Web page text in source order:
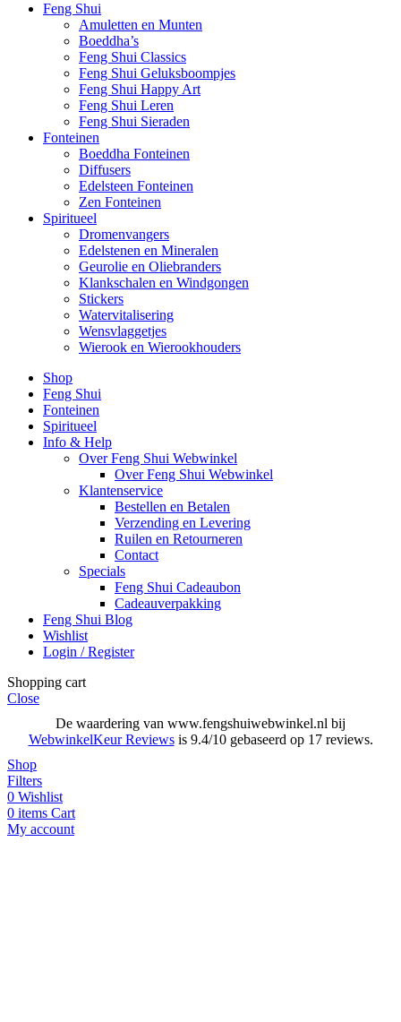
Feng Shui
Amuletten en Munten
Boeddha’s
Feng Shui Classics
Feng Shui Geluksboompjes
Feng Shui Happy Art
Feng Shui Leren
Feng Shui Sieraden
Fonteinen
Boeddha Fonteinen
Diffusers
Edelsteen Fonteinen
Zen Fonteinen
Spiritueel
Dromenvangers
Edelstenen en Mineralen
Geurolie en Oliebranders
Klankschalen en Windgongen
Stickers
Watervitalisering
Wensvlaggetjes
Wierook en Wierookhouders
Shop
Feng Shui
Fonteinen
Spiritueel
Info & Help
Over Feng Shui Webwinkel
Over Feng Shui Webwinkel
Klantenservice
Bestellen en Betalen
Verzending en Levering
Ruilen en Retourneren
Contact
Specials
Feng Shui Cadeaubon
Cadeauverpakking
Feng Shui Blog
Wishlist
Login / Register
Shopping cart
Close
De waardering van www.fengshuiwebwinkel.nl bij
WebwinkelKeur Reviewsis 9.4/10 gebaseerd op 17 reviews.
Shop
Filters
0 Wishlist
0 items Cart
My account